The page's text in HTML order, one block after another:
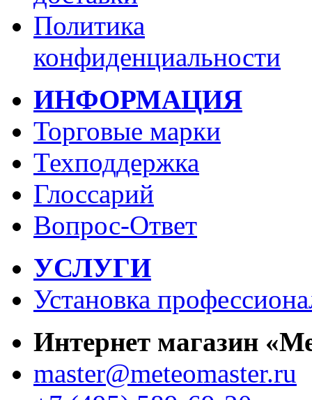
Политика
конфиденциальности
ИНФОРМАЦИЯ
Торговые марки
Техподдержка
Глоссарий
Вопрос-Ответ
УСЛУГИ
Установка
Интернет магазин
master@meteomaster.ru